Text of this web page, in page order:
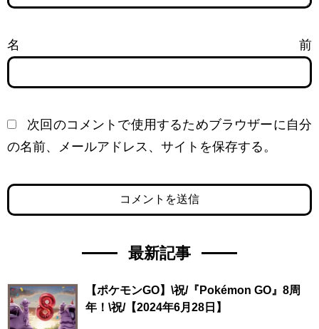
名前
次回のコメントで使用するためブラウザーに自分
の名前、メールアドレス、サイトを保存する。
最新記事
【ポケモンGO】\祝/『Pokémon GO』8周
年！\祝/【2024年6月28日】